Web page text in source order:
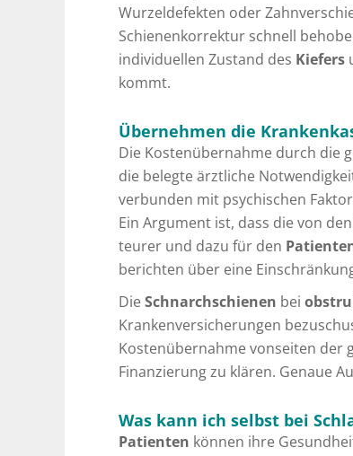
Wurzeldefekten oder
Schienenkorrektur schnell
individuellen Zustand des Kiefers
kommt.
Übernehmen die
Die Kostenübernahme durch die
die belegte ärztliche
verbunden mit psychischen
Ein Argument ist, dass die von den
teurer und dazu für den
berichten über eine
Die Schnarchschienen bei
Krankenversicherungen
Kostenübernahme vonseiten der
Finanzierung zu klären. Genaue
Was kann ich selbst bei
Patienten können ihre